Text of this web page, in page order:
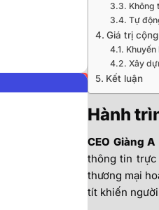
Không
Tự
Giá trị
Xây
Kết luận
Hành
CEO Giàng A
thông tin trực
thương mại
tít khiến